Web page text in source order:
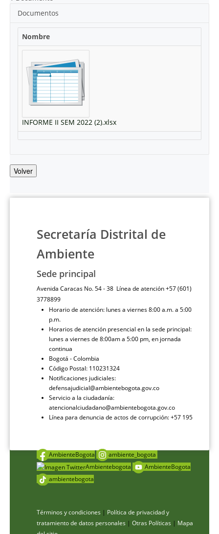
Documentos
Nombre
INFORME II SEM 2022 (2).xlsx
Volver
Secretaría Distrital de
Ambiente
Sede principal
Avenida Caracas No. 54 - 38 Línea de atención +57 (601)
3778899
Horario de atención: lunes a viernes 8:00 a.m. a 5:00
p.m.
Horarios de atención presencial en la sede principal:
lunes a viernes de 8:00am a 5:00 pm, en jornada
continua
Bogotá - Colombia
Código Postal: 110231324
Notificaciones judiciales:
defensajudicial@ambientebogota.gov.co
Servicio a la ciudadanía:
atencionalciudadano@ambientebogota.gov.co
Línea para denuncia de actos de corrupción: +57 195
AmbienteBogota
ambiente_bogota
Ambientebogota
AmbienteBogota
ambientebogota
Términos y condiciones | Política de privacidad y
tratamiento de datos personales | Otras Políticas | Mapa